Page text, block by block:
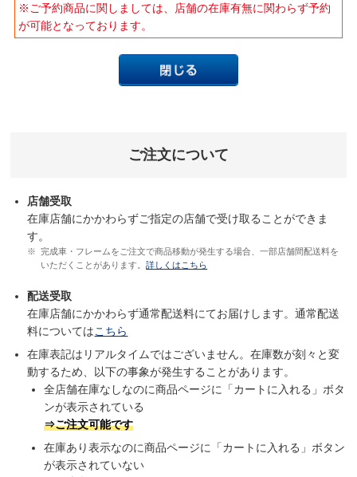
※ご予約商品に関しましては、店舗の在庫有無に関わらず予約
が可能となっております。
ご注文について
店舗受取
在庫店舗にかかわらずご指定の店舗で受け取ることができま
す。
完成車・フレームをご注文で商品移動が発生する場合、一部店舗間配送料を
いただくことがあります。詳しくはこちら
配送受取
在庫店舗にかかわらず通常配送料にてお届けします。通常配送
料についてはこちら
在庫表記はリアルタイムではございません。在庫数が刻々と変
動するため、以下の事象が発生することがあります。
全店舗在庫なしなのに商品ページに「カートに入れる」ボタ
ンが表示されている
⇒ご注文可能です
在庫あり表示なのに商品ページに「カートに入れる」ボタン
が表示されていない